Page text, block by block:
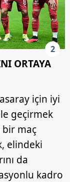
2
ORTAYA
için iyi
geçirmek
bir maç
elindeki
da
kadro